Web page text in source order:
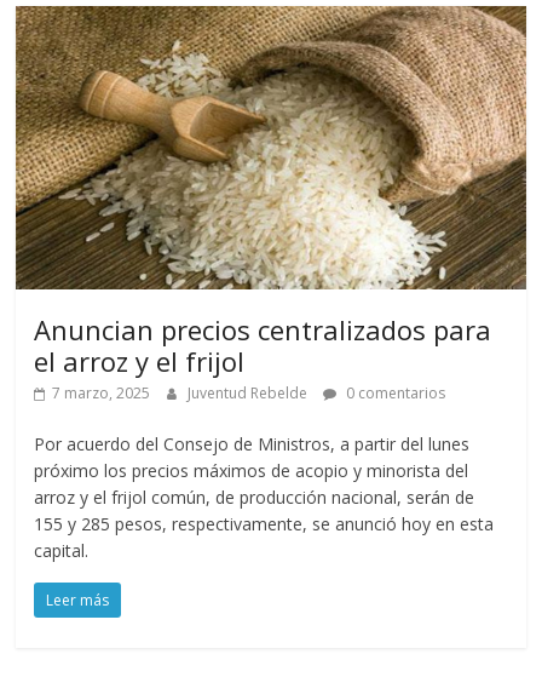
Anuncian precios centralizados para
el arroz y el frijol
7 marzo, 2025 Juventud Rebelde 0 comentarios
Por acuerdo del Consejo de Ministros, a partir del lunes
próximo los precios máximos de acopio y minorista del
arroz y el frijol común, de producción nacional, serán de
155 y 285 pesos, respectivamente, se anunció hoy en esta
capital.
Leer más